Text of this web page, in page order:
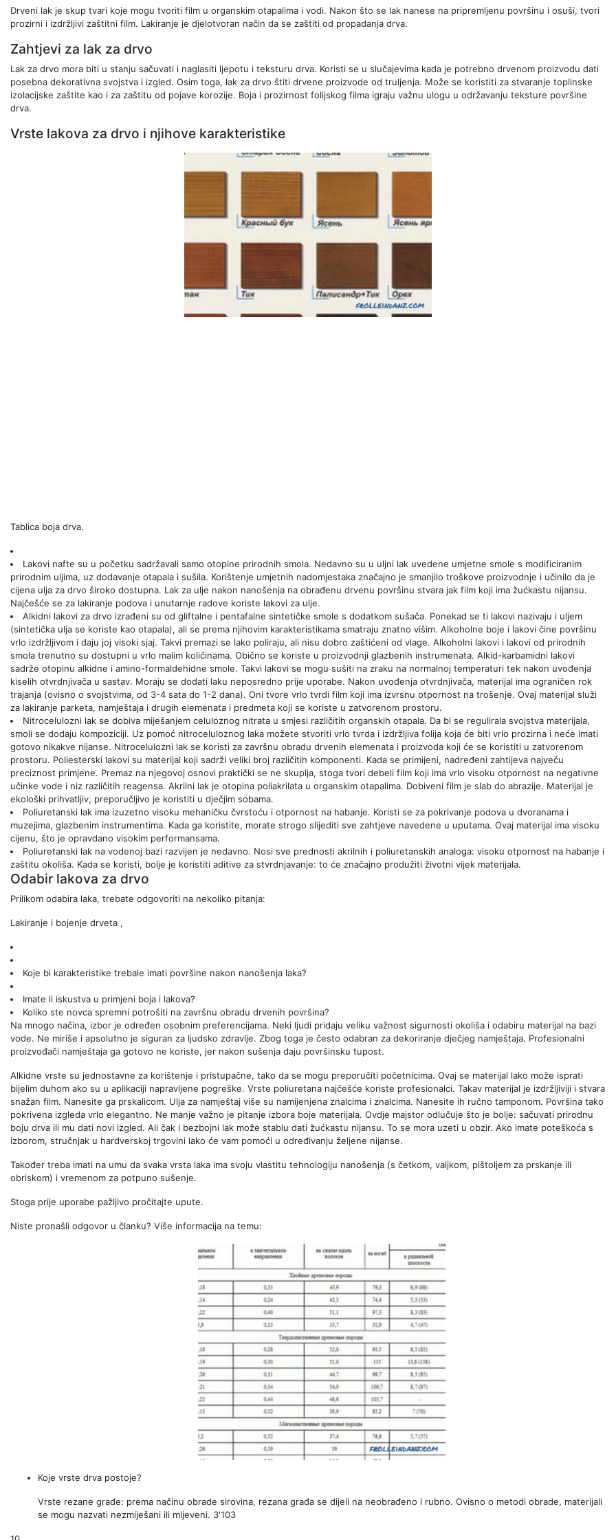
Drveni lak je skup tvari koje mogu tvoriti film u organskim otapalima i vodi. Nakon što se lak nanese na pripremljenu površinu i osuši, tvori
prozirni i izdržljivi zaštitni film. Lakiranje je djelotvoran način da se zaštiti od propadanja drva.
Zahtjevi za lak za drvo
Lak za drvo mora biti u stanju sačuvati i naglasiti ljepotu i teksturu drva. Koristi se u slučajevima kada je potrebno drvenom proizvodu dati
posebna dekorativna svojstva i izgled. Osim toga, lak za drvo štiti drvene proizvode od truljenja. Može se koristiti za stvaranje toplinske
izolacijske zaštite kao i za zaštitu od pojave korozije. Boja i prozirnost folijskog filma igraju važnu ulogu u održavanju teksture površine
drva.
Vrste lakova za drvo i njihove karakteristike
Tablica boja drva.
Lakovi nafte su u početku sadržavali samo otopine prirodnih smola. Nedavno su u uljni lak uvedene umjetne smole s modificiranim
prirodnim uljima, uz dodavanje otapala i sušila. Korištenje umjetnih nadomjestaka značajno je smanjilo troškove proizvodnje i učinilo da je
cijena ulja za drvo široko dostupna. Lak za ulje nakon nanošenja na obrađenu drvenu površinu stvara jak film koji ima žućkastu nijansu.
Najčešće se za lakiranje podova i unutarnje radove koriste lakovi za ulje.
Alkidni lakovi za drvo izrađeni su od gliftalne i pentafalne sintetičke smole s dodatkom sušača. Ponekad se ti lakovi nazivaju i uljem
(sintetička ulja se koriste kao otapala), ali se prema njihovim karakteristikama smatraju znatno višim. Alkoholne boje i lakovi čine površinu
vrlo izdržljivom i daju joj visoki sjaj. Takvi premazi se lako poliraju, ali nisu dobro zaštićeni od vlage. Alkoholni lakovi i lakovi od prirodnih
smola trenutno su dostupni u vrlo malim količinama. Obično se koriste u proizvodnji glazbenih instrumenata. Alkid-karbamidni lakovi
sadrže otopinu alkidne i amino-formaldehidne smole. Takvi lakovi se mogu sušiti na zraku na normalnoj temperaturi tek nakon uvođenja
kiselih otvrdnjivača u sastav. Moraju se dodati laku neposredno prije uporabe. Nakon uvođenja otvrdnjivača, materijal ima ograničen rok
trajanja (ovisno o svojstvima, od 3-4 sata do 1-2 dana). Oni tvore vrlo tvrdi film koji ima izvrsnu otpornost na trošenje. Ovaj materijal služi
za lakiranje parketa, namještaja i drugih elemenata i predmeta koji se koriste u zatvorenom prostoru.
Nitrocelulozni lak se dobiva miješanjem celuloznog nitrata u smjesi različitih organskih otapala. Da bi se regulirala svojstva materijala,
smoli se dodaju kompoziciji. Uz pomoć nitroceluloznog laka možete stvoriti vrlo tvrda i izdržljiva folija koja će biti vrlo prozirna i neće imati
gotovo nikakve nijanse. Nitrocelulozni lak se koristi za završnu obradu drvenih elemenata i proizvoda koji će se koristiti u zatvorenom
prostoru. Poliesterski lakovi su materijal koji sadrži veliki broj različitih komponenti. Kada se primijeni, nadređeni zahtijeva najveću
preciznost primjene. Premaz na njegovoj osnovi praktički se ne skuplja, stoga tvori debeli film koji ima vrlo visoku otpornost na negativne
učinke vode i niz različitih reagensa. Akrilni lak je otopina poliakrilata u organskim otapalima. Dobiveni film je slab do abrazije. Materijal je
ekološki prihvatljiv, preporučljivo je koristiti u dječjim sobama.
Poliuretanski lak ima izuzetno visoku mehaničku čvrstoću i otpornost na habanje. Koristi se za pokrivanje podova u dvoranama i
muzejima, glazbenim instrumentima. Kada ga koristite, morate strogo slijediti sve zahtjeve navedene u uputama. Ovaj materijal ima visoku
cijenu, što je opravdano visokim performansama.
Poliuretanski lak na vodenoj bazi razvijen je nedavno. Nosi sve prednosti akrilnih i poliuretanskih analoga: visoku otpornost na habanje i
zaštitu okoliša. Kada se koristi, bolje je koristiti aditive za stvrdnjavanje: to će značajno produžiti životni vijek materijala.
Odabir lakova za drvo
Prilikom odabira laka, trebate odgovoriti na nekoliko pitanja:
Lakiranje i bojenje drveta ,
Koje bi karakteristike trebale imati površine nakon nanošenja laka?
Imate li iskustva u primjeni boja i lakova?
Koliko ste novca spremni potrošiti na završnu obradu drvenih površina?
Na mnogo načina, izbor je određen osobnim preferencijama. Neki ljudi pridaju veliku važnost sigurnosti okoliša i odabiru materijal na bazi
vode. Ne miriše i apsolutno je siguran za ljudsko zdravlje. Zbog toga je često odabran za dekoriranje dječjeg namještaja. Profesionalni
proizvođači namještaja ga gotovo ne koriste, jer nakon sušenja daju površinsku tupost.
Alkidne vrste su jednostavne za korištenje i pristupačne, tako da se mogu preporučiti početnicima. Ovaj se materijal lako može isprati
bijelim duhom ako su u aplikaciji napravljene pogreške. Vrste poliuretana najčešće koriste profesionalci. Takav materijal je izdržljiviji i stvara
snažan film. Nanesite ga prskalicom. Ulja za namještaj više su namijenjena znalcima i znalcima. Nanesite ih ručno tamponom. Površina tako
pokrivena izgleda vrlo elegantno. Ne manje važno je pitanje izbora boje materijala. Ovdje majstor odlučuje što je bolje: sačuvati prirodnu
boju drva ili mu dati novi izgled. Ali čak i bezbojni lak može stablu dati žućkastu nijansu. To se mora uzeti u obzir. Ako imate poteškoća s
izborom, stručnjak u hardverskoj trgovini lako će vam pomoći u određivanju željene nijanse.
Također treba imati na umu da svaka vrsta laka ima svoju vlastitu tehnologiju nanošenja (s četkom, valjkom, pištoljem za prskanje ili
obriskom) i vremenom za potpuno sušenje.
Stoga prije uporabe pažljivo pročitajte upute.
Niste pronašli odgovor u članku? Više informacija na temu:
Koje vrste drva postoje?
Vrste rezane građe: prema načinu obrade sirovina, rezana građa se dijeli na neobrađeno i rubno. Ovisno o metodi obrade, materijali
se mogu nazvati nezmiješani ili mljeveni. 3'103